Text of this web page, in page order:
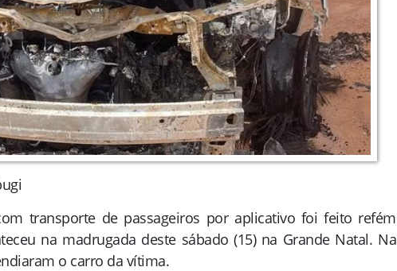
transporte de passageiros por aplicativo foi feito refém
na madrugada deste sábado (15) na Grande Natal. Na
o carro da vítima.